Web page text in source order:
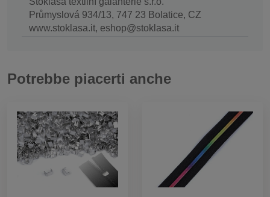
Průmyslová 934/13, 747 23 Bolatice, CZ
www.stoklasa.it, eshop@stoklasa.it
Potrebbe piacerti anche